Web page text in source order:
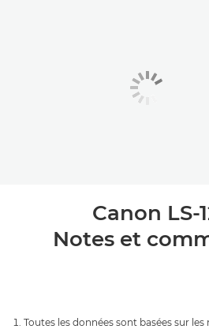
Canon LS-
Notes et
Toutes les données sont basées sur